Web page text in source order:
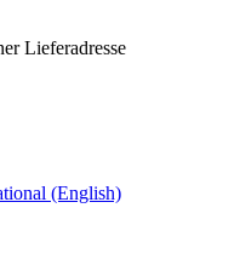
Lieferadresse
(English)